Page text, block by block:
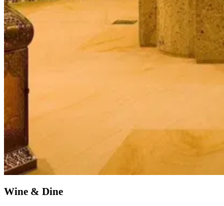
Wine & Dine